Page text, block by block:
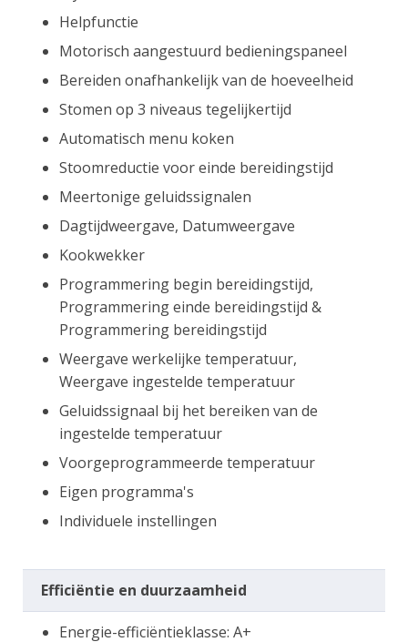
Helpfunctie
Motorisch aangestuurd bedieningspaneel
Bereiden onafhankelijk van de hoeveelheid
Stomen op 3 niveaus tegelijkertijd
Automatisch menu koken
Stoomreductie voor einde bereidingstijd
Meertonige geluidssignalen
Dagtijdweergave, Datumweergave
Kookwekker
Programmering begin bereidingstijd,
Programmering einde bereidingstijd &
Programmering bereidingstijd
Weergave werkelijke temperatuur,
Weergave ingestelde temperatuur
Geluidssignaal bij het bereiken van de
ingestelde temperatuur
Voorgeprogrammeerde temperatuur
Eigen programma's
Individuele instellingen
Efficiëntie en duurzaamheid
Energie-efficiëntieklasse: A+